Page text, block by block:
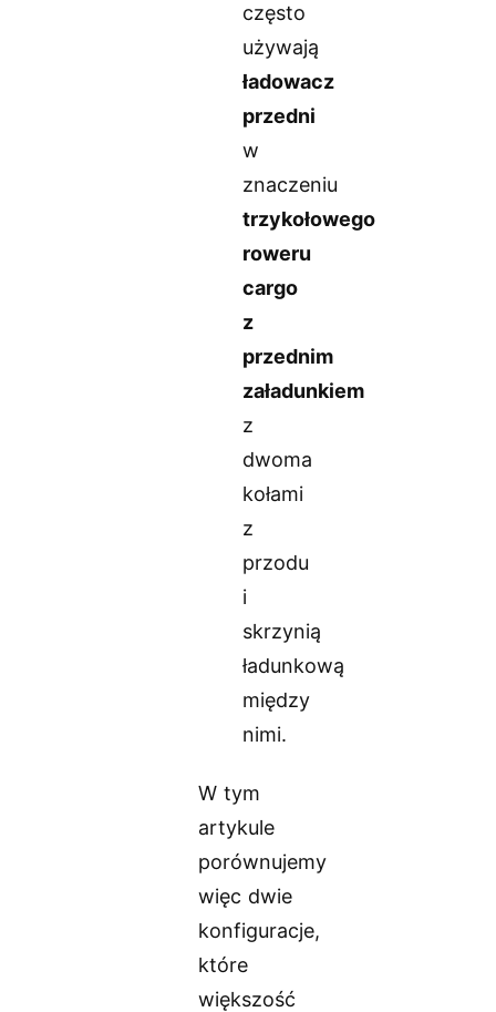
często
używają
ładowacz
przedni
w
znaczeniu
trzykołowego
roweru
cargo
z
przednim
załadunkiem
z
dwoma
kołami
z
przodu
i
skrzynią
ładunkową
między
nimi.
W tym
artykule
porównujemy
więc dwie
konfiguracje,
które
większość